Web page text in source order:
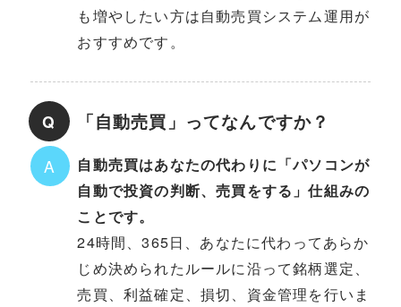
も増やしたい方は自動売買システム運用が
おすすめです。
Q 「自動売買」ってなんですか？
A
自動売買はあなたの代わりに「パソコンが
自動で投資の判断、売買をする」仕組みの
ことです。
24時間、365日、あなたに代わってあらか
じめ決められたルールに沿って銘柄選定、
売買、利益確定、損切、資金管理を行いま